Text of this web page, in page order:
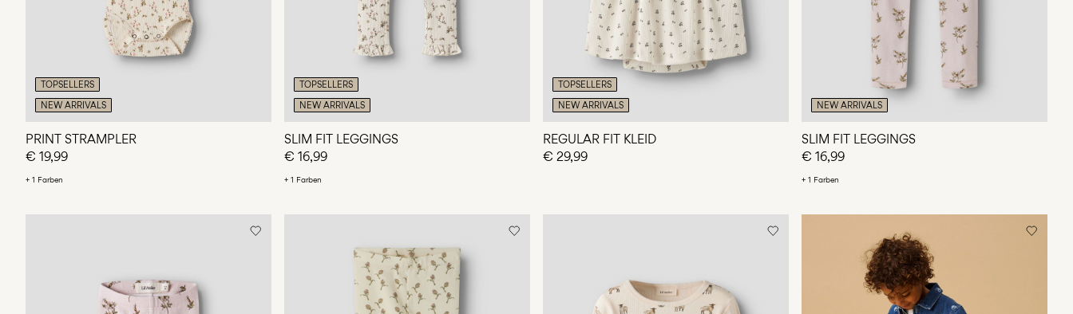
TOPSELLERS
NEW ARRIVALS
PRINT STRAMPLER
€ 19,99
+ 1 Farben
TOPSELLERS
NEW ARRIVALS
SLIM FIT LEGGINGS
€ 16,99
+ 1 Farben
TOPSELLERS
NEW ARRIVALS
REGULAR FIT KLEID
€ 29,99
NEW ARRIVALS
SLIM FIT LEGGINGS
€ 16,99
+ 1 Farben